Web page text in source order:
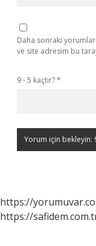
Daha sonraki
ve site adresim bu
9 - 5 kaçtır?*
https://
https://